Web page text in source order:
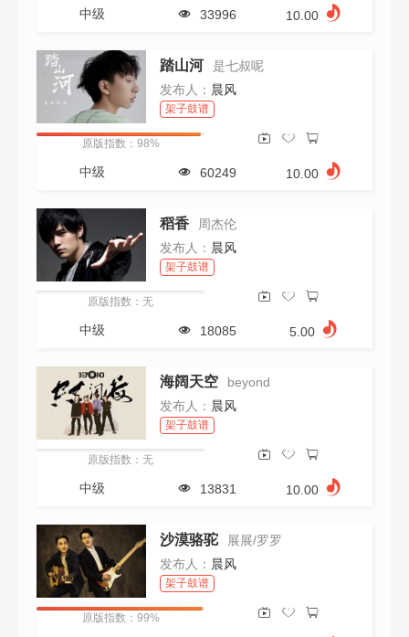
中级 33996 10.00
踏山河
是七叔呢
发布人： 晨风
架子鼓谱
原版指数：98%
中级 60249 10.00
稻香
周杰伦
发布人： 晨风
架子鼓谱
原版指数：无
中级 18085 5.00
海阔天空
beyond
发布人： 晨风
架子鼓谱
原版指数：无
中级 13831 10.00
沙漠骆驼
展展/罗罗
发布人： 晨风
架子鼓谱
原版指数：99%